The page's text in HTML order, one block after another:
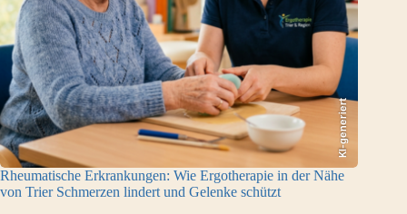
KI-generiert
Rheumatische Erkrankungen: Wie Ergotherapie in der Nähe
von Trier Schmerzen lindert und Gelenke schützt